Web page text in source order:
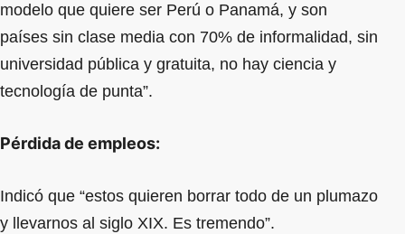
modelo que quiere ser Perú o Panamá, y son
países sin clase media con 70% de informalidad, sin
universidad pública y gratuita, no hay ciencia y
tecnología de punta”.
Pérdida de empleos:
Indicó que “estos quieren borrar todo de un plumazo
y llevarnos al siglo XIX. Es tremendo”.